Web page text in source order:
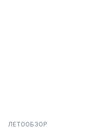
ЛЕТООБЗОР